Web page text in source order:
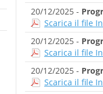
20/12/2025 -
Scarica il file
20/12/2025 -
Scarica il file
20/12/2025 -
Scarica il file